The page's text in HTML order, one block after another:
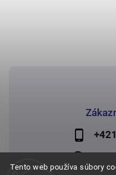
Tento web používa súbory